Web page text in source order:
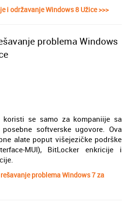
i održavanje Windows 8 Užice >>>
problema Windows
koristi se samo za kompaniije sa
softverske ugovore. Ova
alate poput višejezičke podrške
MUI), BitLocker enkricije i
problema Windows 7 za